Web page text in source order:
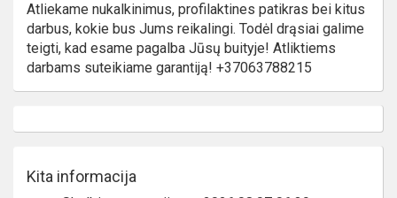
Atliekame nukalkinimus, profilaktines patikras bei kitus
darbus, kokie bus Jums reikalingi. Todėl drąsiai galime
teigti, kad esame pagalba Jūsų buityje! Atliktiems
darbams suteikiame garantiją! +37063788215
Kita informacija